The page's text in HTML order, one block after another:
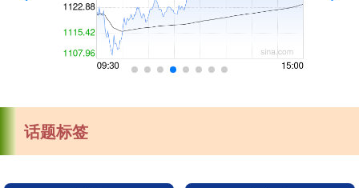
话题标签